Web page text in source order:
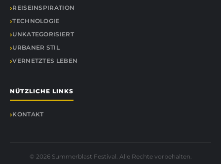
REISEINSPIRATION
TECHNOLOGIE
UNKATEGORISIERT
URBANER STIL
VERNETZTES LEBEN
NÜTZLICHE LINKS
KONTAKT
© 2026 Summerblast Festival. Alle Rechte vorbehalten.